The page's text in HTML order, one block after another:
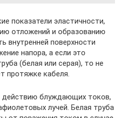
показатели эластичности,
отложений и образованию
внутренней поверхности
напора, а если это
(белая или серая), то не
протяжке кабеля.
блуждающих токов,
лучей. Белая труба